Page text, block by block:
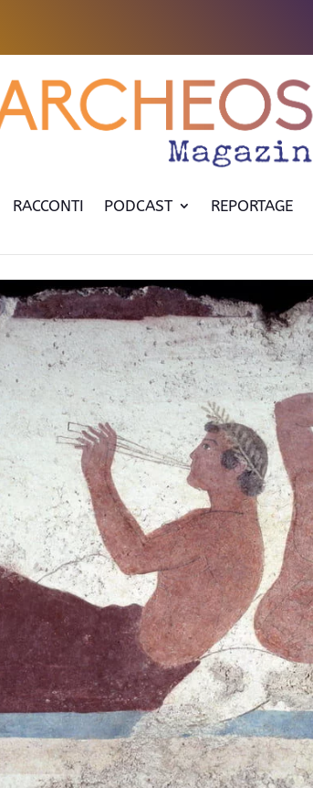
RACCONTI PODCAST REPORTAGE